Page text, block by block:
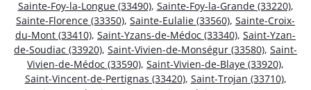
Sainte-Foy-la-Longue (33490), Sainte-Foy-la-Grande (33220),
Sainte-Florence (33350), Sainte-Eulalie (33560), Sainte-Croix-
du-Mont (33410), Saint-Yzans-de-Médoc (33340), Saint-Yzan-
de-Soudiac (33920), Saint-Vivien-de-Monségur (33580), Saint-
Vivien-de-Médoc (33590), Saint-Vivien-de-Blaye (33920),
Saint-Vincent-de-Pertignas (33420), Saint-Trojan (33710),